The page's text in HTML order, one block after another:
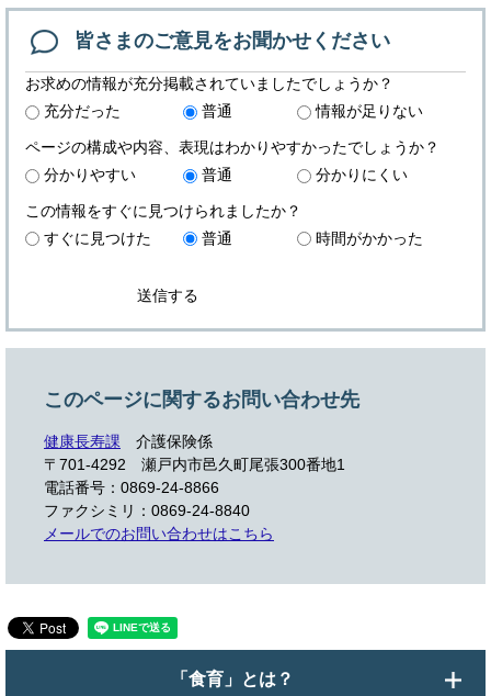
皆さまのご意見をお聞かせください
お求めの情報が充分掲載されていましたでしょうか？
充分だった
普通 情報が足りない
ページの構成や内容、表現はわかりやすかったでしょうか？
分かりやすい
普通 分かりにくい
この情報をすぐに見つけられましたか？
すぐに見つけた
普通 時間がかかった
このページに関するお問い合わせ先
健康長寿課
介護保険係
〒701-4292 瀬戸内市邑久町尾張300番地1
電話番号：0869-24-8866
ファクシミリ：0869-24-8840
メールでのお問い合わせはこちら
「食育」とは？